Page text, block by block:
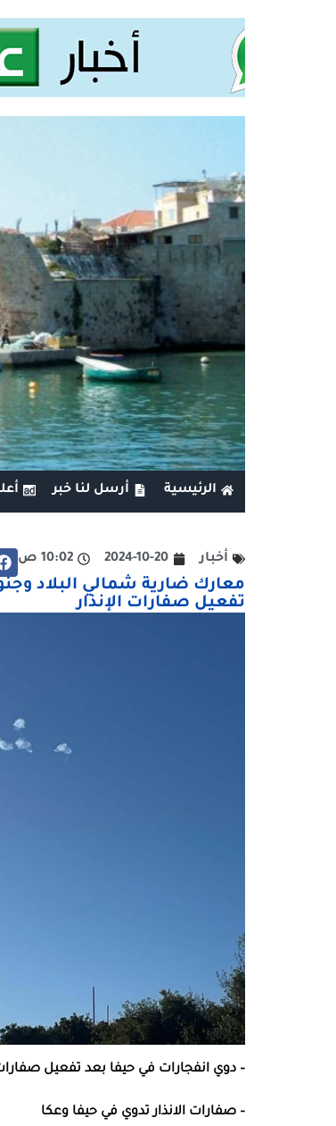
الرئيسية أرسل لنا خبر
أخبار 2024-10-20 10:02 ص
معارك ضارية شمالي البلاد
تفعيل صفارات الإنذار
– دوي انفجارات في حيفا بعد تفعيل صفارات
– صفارات الانذار تدوي في حيفا وعكا